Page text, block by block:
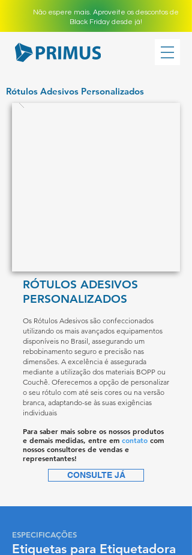
Não espere mais. Aproveite os descontos de
Black Friday desde já!
Rótulos Adesivos Personalizados
RÓTULOS ADESIVOS
PERSONALIZADOS
Os Rótulos Adesivos são confeccionados
utilizando os mais avançados equipamentos
disponíveis no Brasil, assegurando um
rebobinamento seguro e precisão nas
dimensões. A excelência é assegurada
mediante a utilização dos materiais BOPP ou
Couchê. Oferecemos a opção de personalizar
o seu rótulo com até seis cores ou na versão
branca, adaptando-se às suas exigências
individuais
Para saber mais sobre os nossos produtos
e demais medidas, entre em contato com
nossos consultores de vendas e
representantes!
CONSULTE JÁ
ESPECIFICAÇÕES
Etiquetas para Etiquetadora